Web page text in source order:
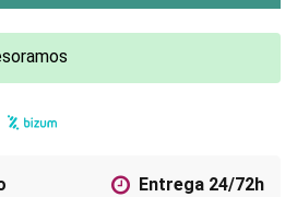
Entrega 24/72h